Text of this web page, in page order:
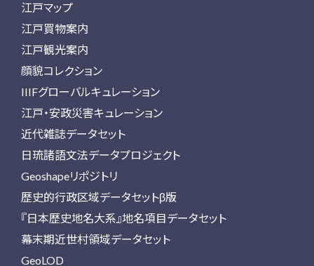
江戸マップ
江戸買物案内
江戸観光案内
顔貌コレクション
IIIFグローバルキュレーション
江戸・安政災害キュレーション
近代雑誌データセット
日琉諸語文法データプロジェクト
Geoshapeリポジトリ
歴史的行政区域データセットβ版
『日本歴史地名大系』地名項目データセット
幕末期近世村領域データセット
GeoLOD